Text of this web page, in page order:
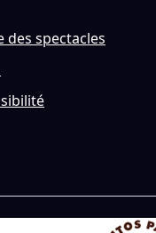
des spectacles